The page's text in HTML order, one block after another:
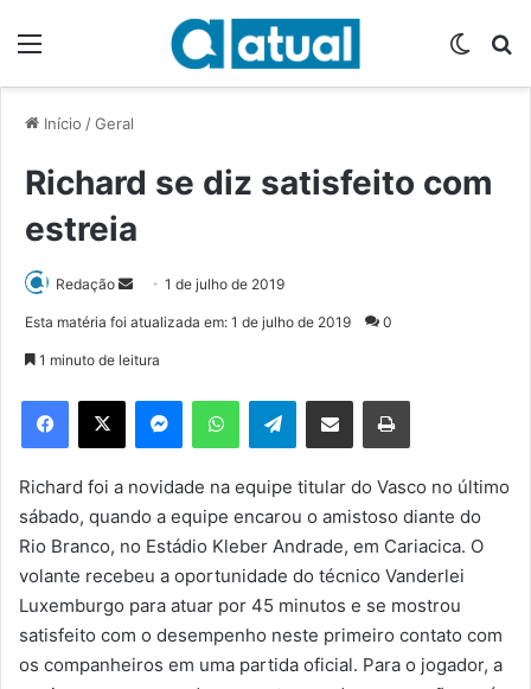
Início /Geral
Richard se diz satisfeito com
estreia
Redação
d
e
m
e
-
m
a
1 de julho de 2019
Esta matéria foi atualizada em: 1 de julho de 2019 0
1 minuto de leitura
Telegram
Richard foi a novidade na equipe titular do Vasco no último
sábado, quando a equipe encarou o amistoso diante do
Rio Branco, no Estádio Kleber Andrade, em Cariacica. O
volante recebeu a oportunidade do técnico Vanderlei
Luxemburgo para atuar por 45 minutos e se mostrou
satisfeito com o desempenho neste primeiro contato com
os companheiros em uma partida oficial. Para o jogador, a